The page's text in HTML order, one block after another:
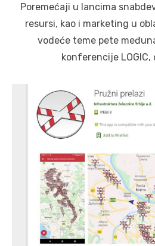
Poremećaji u lancima
resursi, kao i marketing u
vodeće teme pete
konferencije LOGIC,